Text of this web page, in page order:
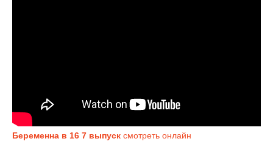
Беременна в 16 7 выпуск смотреть онлайн